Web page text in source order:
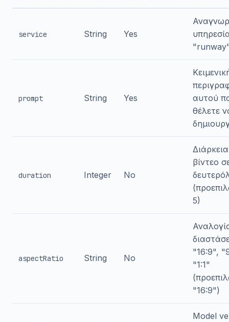
service String Yes
prompt String Yes
αυτού
θέλετε
duration Integer No
Διάρκεια
βίντεο
5)
aspectRatio String No
"16:9",
"1:1"
"16:9")
Model